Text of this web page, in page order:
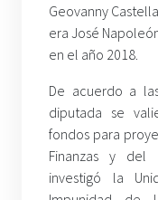
Geovanny
era José
en el año 2018.
De acuerdo a
diputada se
fondos para
Finanzas y del
investigó la